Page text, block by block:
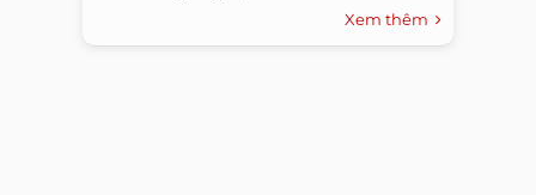
Xem thêm